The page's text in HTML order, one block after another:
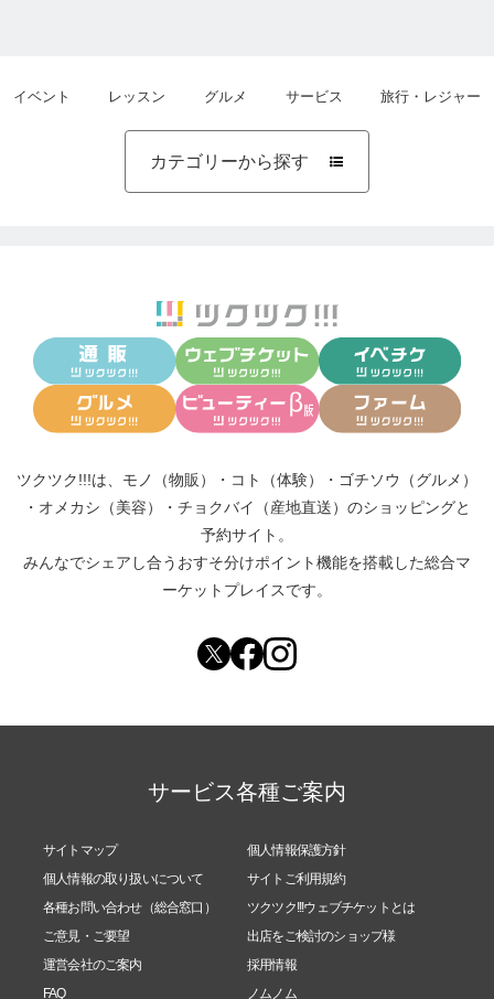
イベント レッスン グルメ サービス 旅行・レジャー
カテゴリーから探す 
ツクツク!!!は、 モノ（物販） ・ コト（体験） ・ ゴチソウ（グルメ）
・ オメカシ（美容） ・ チョクバイ（産地直送） のショッピングと
予約サイト。
みんなでシェアし合う おすそ分けポイント機能を搭載した総合マ
ーケットプレイスです。
サービス各種ご案内
サイトマップ
個人情報保護方針
個人情報の取り扱いについて
サイトご利用規約
各種お問い合わせ（総合窓口）
ツクツク!!!ウェブチケットとは
ご意見・ご要望
出店をご検討のショップ様
運営会社のご案内
採用情報
FAQ
ノムノム